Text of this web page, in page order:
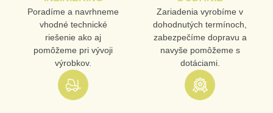
Poradíme a navrhneme
vhodné technické
riešenie ako aj
pomôžeme pri vývoji
výrobkov.
Zariadenia vyrobíme v
dohodnutých termínoch,
zabezpečíme dopravu a
navyše pomôžeme s
dotáciami.